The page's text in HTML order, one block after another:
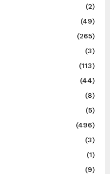
(2)
(49)
(265)
(3)
(113)
(44)
(8)
(5)
(496)
(3)
(1)
(9)